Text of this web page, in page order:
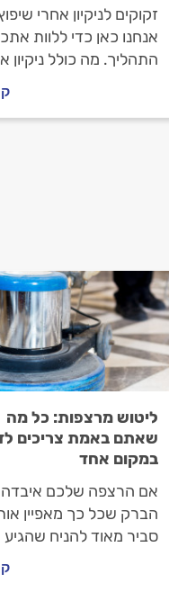
זקוקים לניקיון אחרי
אנחנו כאן כדי ללוות
התהליך. מה כולל ניקיון
הניקיון לפני העבודה
וכמה יעלה הניקיון? כל
ליטוש מרצפות: כל מה
שאתם באמת צריכים
במקום אחד
אם הרצפה שלכם
הברק שכל כך מאפיין
סביר מאוד להניח שהגיע
נסביר מה זה ליטוש